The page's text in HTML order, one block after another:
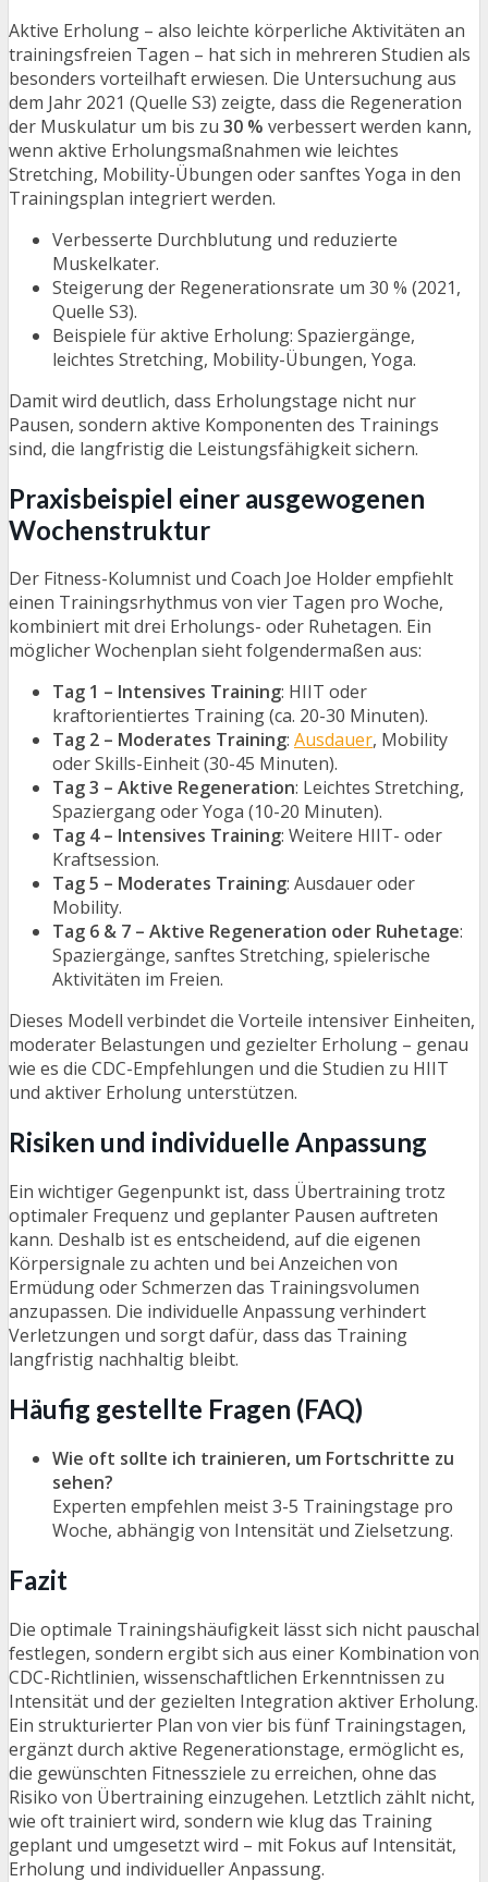
Aktive Erholung – also leichte körperliche Aktivitäten an
trainingsfreien Tagen – hat sich in mehreren Studien als
besonders vorteilhaft erwiesen. Die Untersuchung aus
dem Jahr 2021 (Quelle S3) zeigte, dass die Regeneration
der Muskulatur um bis zu 30 % verbessert werden kann,
wenn aktive Erholungsmaßnahmen wie leichtes
Stretching, Mobility-Übungen oder sanftes Yoga in den
Trainingsplan integriert werden.
Verbesserte Durchblutung und reduzierte
Muskelkater.
Steigerung der Regenerationsrate um 30 % (2021,
Quelle S3).
Beispiele für aktive Erholung: Spaziergänge,
leichtes Stretching, Mobility-Übungen, Yoga.
Damit wird deutlich, dass Erholungstage nicht nur
Pausen, sondern aktive Komponenten des Trainings
sind, die langfristig die Leistungsfähigkeit sichern.
Praxisbeispiel einer ausgewogenen
Wochenstruktur
Der Fitness-Kolumnist und Coach Joe Holder empfiehlt
einen Trainingsrhythmus von vier Tagen pro Woche,
kombiniert mit drei Erholungs- oder Ruhetagen. Ein
möglicher Wochenplan sieht folgendermaßen aus:
Tag 1 – Intensives Training: HIIT oder
kraftorientiertes Training (ca. 20-30 Minuten).
Tag 2 – Moderates Training: Ausdauer, Mobility
oder Skills-Einheit (30-45 Minuten).
Tag 3 – Aktive Regeneration: Leichtes Stretching,
Spaziergang oder Yoga (10-20 Minuten).
Tag 4 – Intensives Training: Weitere HIIT- oder
Kraftsession.
Tag 5 – Moderates Training: Ausdauer oder
Mobility.
Tag 6 & 7 – Aktive Regeneration oder Ruhetage:
Spaziergänge, sanftes Stretching, spielerische
Aktivitäten im Freien.
Dieses Modell verbindet die Vorteile intensiver Einheiten,
moderater Belastungen und gezielter Erholung – genau
wie es die CDC-Empfehlungen und die Studien zu HIIT
und aktiver Erholung unterstützen.
Risiken und individuelle Anpassung
Ein wichtiger Gegenpunkt ist, dass Übertraining trotz
optimaler Frequenz und geplanter Pausen auftreten
kann. Deshalb ist es entscheidend, auf die eigenen
Körpersignale zu achten und bei Anzeichen von
Ermüdung oder Schmerzen das Trainingsvolumen
anzupassen. Die individuelle Anpassung verhindert
Verletzungen und sorgt dafür, dass das Training
langfristig nachhaltig bleibt.
Häufig gestellte Fragen (FAQ)
Wie oft sollte ich trainieren, um Fortschritte zu
sehen?
Experten empfehlen meist 3-5 Trainingstage pro
Woche, abhängig von Intensität und Zielsetzung.
Fazit
Die optimale Trainingshäufigkeit lässt sich nicht pauschal
festlegen, sondern ergibt sich aus einer Kombination von
CDC-Richtlinien, wissenschaftlichen Erkenntnissen zu
Intensität und der gezielten Integration aktiver Erholung.
Ein strukturierter Plan von vier bis fünf Trainingstagen,
ergänzt durch aktive Regenerationstage, ermöglicht es,
die gewünschten Fitnessziele zu erreichen, ohne das
Risiko von Übertraining einzugehen. Letztlich zählt nicht,
wie oft trainiert wird, sondern wie klug das Training
geplant und umgesetzt wird – mit Fokus auf Intensität,
Erholung und individueller Anpassung.